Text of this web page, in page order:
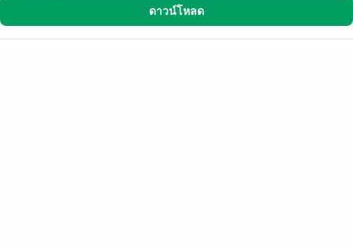
ดาวน์โหลด